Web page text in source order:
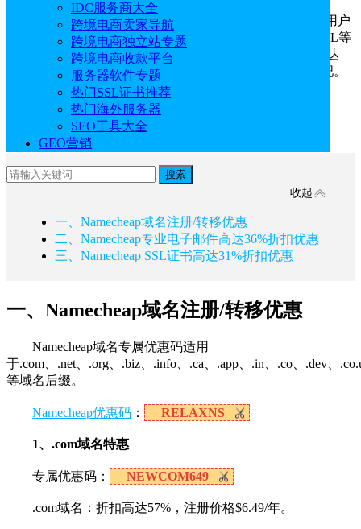
IDC服务商大全
跨境电商卖家导航
跨境电商独立站专题
跨境电商收款平台
服务器软件专题
热门SSL证书推荐
热门海外服务器
SEO工具大全
GEO营销
搜索
域名注册商Namecheap八月优惠券已经发布啦，用户
可以使用它们注册域名或以更低的价格购买电子邮件、SSL等
其他产品。域名注册折扣高达86%，专业电子邮件折扣高达
36%，SSL证书折扣高达31%，有需要的朋友快快来抢购吧。
活动地址：Namecheap官网
活动时间：即日起至2025年8月31日
文章目录
收起
一、Namecheap域名注册/转移优惠
二、Namecheap专业电子邮件高达36%折扣优惠
三、Namecheap SSL证书高达31%折扣优惠
一、Namecheap域名注册/转移优惠
Namecheap域名专属优惠码适用
于.com、.net、.org、.biz、.info、.ca、.app、.in、.co、.dev、
等域名后缀。
Namecheap优惠码 ： RELAXNS
1、.com域名特惠
专属优惠码： NEWCOM649
.com域名：折扣高达57%，注册价格$6.49/年。